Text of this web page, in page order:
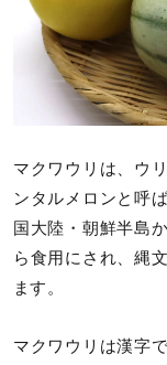
マクワウリは、ウ
ンタルメロンと呼
国大陸・朝鮮半島
ら食用にされ、縄
ます。
マクワウリは漢字